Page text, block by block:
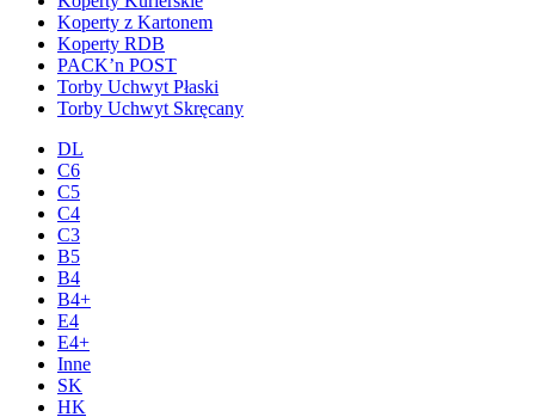
Koperty z Kartonem
Koperty RDB
PACK’n POST
Torby Uchwyt Płaski
Torby Uchwyt Skręcany
DL
C6
C5
C4
C3
B5
B4
B4+
E4
E4+
Inne
SK
HK